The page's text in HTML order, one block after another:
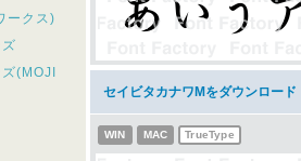
ークス)
(MOJI
セイビタカナワMをダウンロード
WIN MAC TrueType